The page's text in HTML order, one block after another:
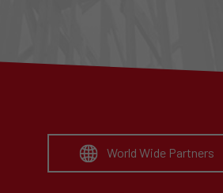
World Wide Partners